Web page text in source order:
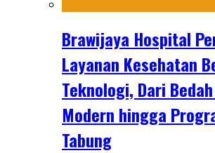
Brawijaya Hospital
Layanan Kesehatan
Teknologi, Dari
Modern hingga
Tabung